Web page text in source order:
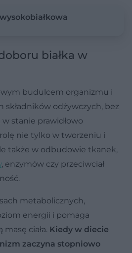
białka w
budulcem organizmu i
składników odżywczych, bez
stanie prawidłowo
nie tylko w tworzeniu i
także w odbudowie tkanek,
, enzymów czy przeciwciał
metabolicznych,
energii i pomaga
ciała. Kiedy w diecie
zaczyna stopniowo